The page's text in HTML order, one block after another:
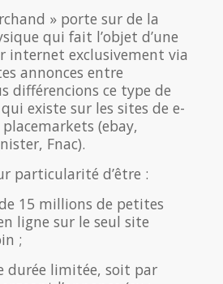
» porte sur de la
qui fait l’objet d’une
internet exclusivement via
annonces entre
différencions ce type de
existe sur les sites de e-
(ebay,
Fnac).
particularité d’être :
15 millions de petites
ligne sur le seul site
;
durée limitée, soit par